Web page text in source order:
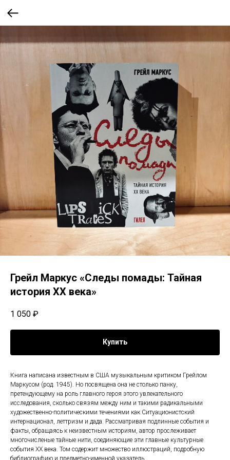
Грейл Маркус «Следы помады: Тайная
история XX века»
1 050 ₽
Купить
Книга написана известным в США музыкальным критиком Грейлом
Маркусом (род. 1945). Но посвящена она не столько панку,
претендующему на роль главного героя этого увлекательного
исследования, сколько связям между ним и такими радикальными
художественно-политическими течениями как Ситуационистский
интернационал, леттризм и дада. Рассматривая подлинные события и
факты, обращаясь к неизвестным историям, автор прослеживает
многочисленые тайные нити, соединяющие эти главные культурные
события XX века. Том содержит множество иллюстраций, подробную
библиографию и предметно-именной указатель.